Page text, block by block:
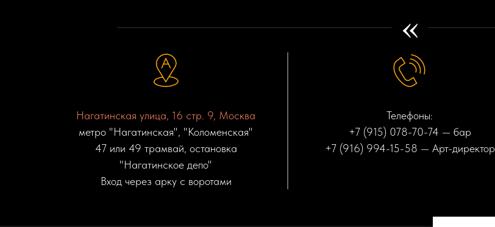
«
Нагатинская улица, 16 стр. 9, Москва
метро "Нагатинская", "Коломенская"
47 или 49 трамвай, остановка
"Нагатинское депо"
Вход через арку с воротами
Телефоны:
+7 (915) 078-70-74 — бар
+7 (916) 994-15-58 — Арт-директор